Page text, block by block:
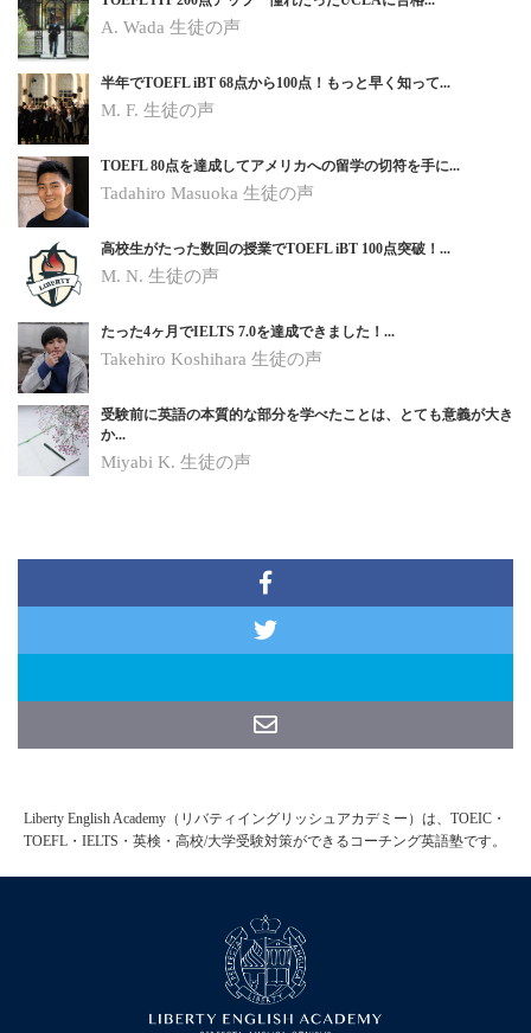
A. Wada 生徒の声
半年でTOEFL iBT 68点から100点！もっと早く知って...
M. F. 生徒の声
TOEFL 80点を達成してアメリカへの留学の切符を手に...
Tadahiro Masuoka 生徒の声
高校生がたった数回の授業でTOEFL iBT 100点突破！...
M. N. 生徒の声
たった4ヶ月でIELTS 7.0を達成できました！...
Takehiro Koshihara 生徒の声
受験前に英語の本質的な部分を学べたことは、とても意義が大き
か...
Miyabi K. 生徒の声
Liberty English Academy（リバティイングリッシュアカデミー）は、TOEIC・
TOEFL・IELTS・英検・高校/大学受験対策ができるコーチング英語塾です。